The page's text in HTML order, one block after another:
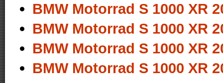
BMW Motorrad S 1000 XR
BMW Motorrad S 1000 XR
BMW Motorrad S 1000 XR
BMW Motorrad S 1000 XR